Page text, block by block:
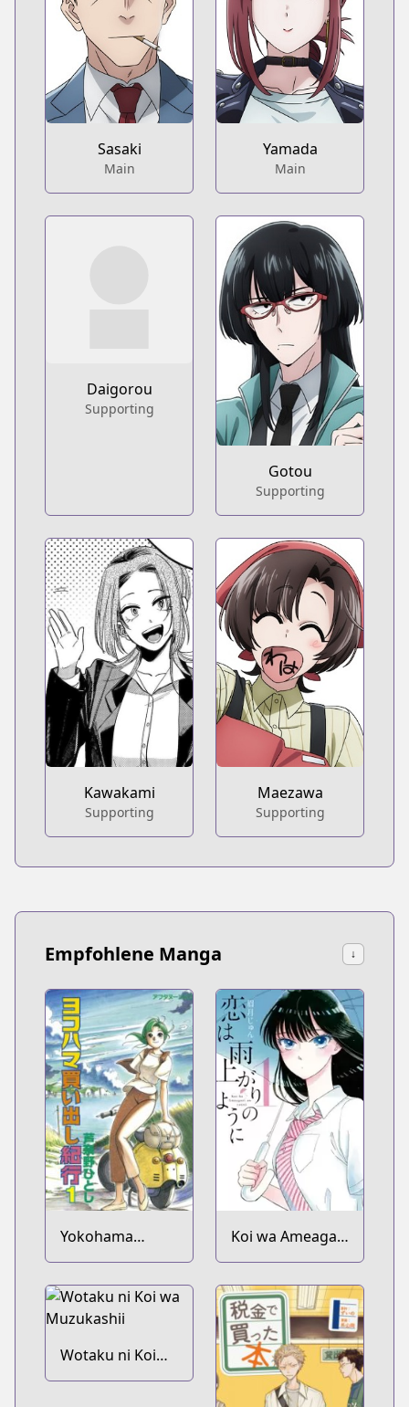
Sasaki
Main
Yamada
Main
Daigorou
Supporting
Gotou
Supporting
Kawakami
Supporting
Maezawa
Supporting
Empfohlene Manga ↓
Yokohama
Kaidashi Kikou
Koi wa Ameagari
no You ni
Wotaku ni Koi
wa Muzukashii